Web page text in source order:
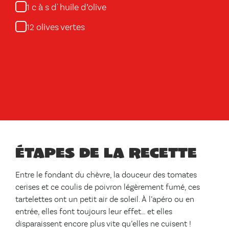
1 c à s d' huile d’olive
12 olives vertes
Étapes de la recette
Entre le fondant du chèvre, la douceur des tomates
cerises et ce coulis de poivron légèrement fumé, ces
tartelettes ont un petit air de soleil. À l’apéro ou en
entrée, elles font toujours leur effet… et elles
disparaissent encore plus vite qu’elles ne cuisent !